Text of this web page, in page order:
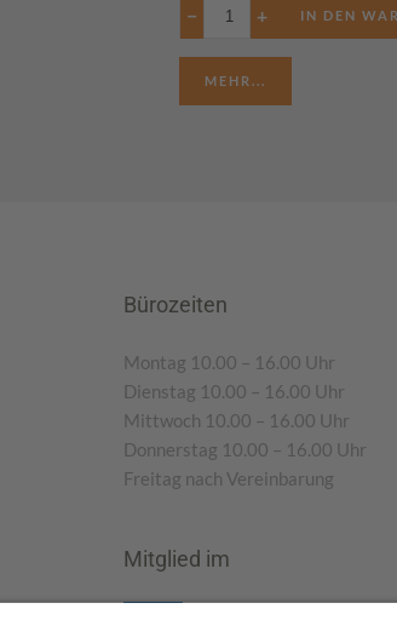
− +
MEHR...
Bürozeiten
Montag 10.00 – 16.00 Uhr
Dienstag 10.00 – 16.00 Uhr
Mittwoch 10.00 – 16.00 Uhr
Donnerstag 10.00 – 16.00 Uhr
Freitag nach Vereinbarung
Mitglied im